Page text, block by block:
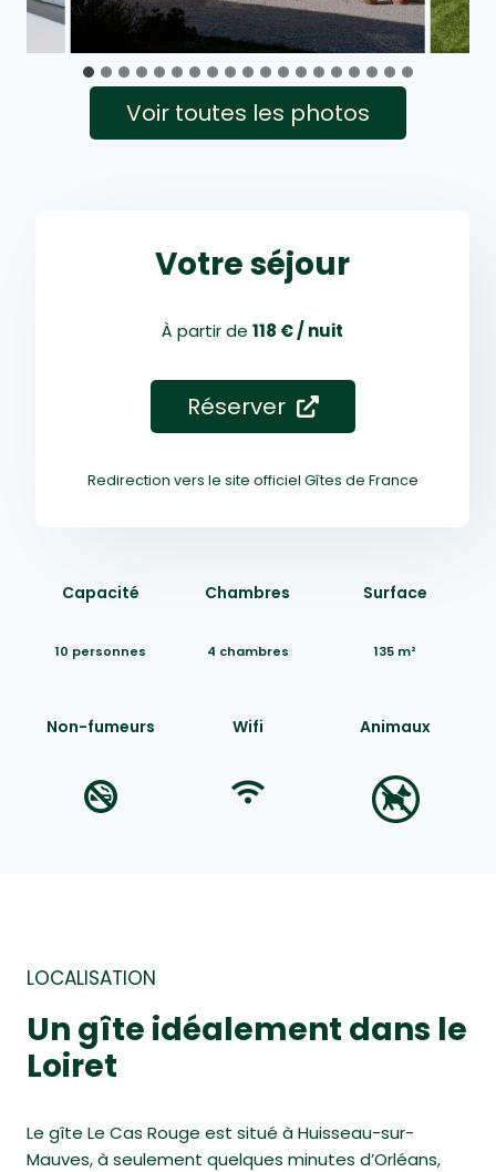
Voir toutes les photos
Votre séjour
À partir de 118 € / nuit
Réserver
Redirection vers le site officiel Gîtes de France
Capacité
10 personnes
Chambres
4 chambres
Surface
135 m²
Non-fumeurs Wifi Animaux
LOCALISATION
Un gîte idéalement dans le
Loiret
Le gîte Le Cas Rouge est situé à Huisseau-sur-
Mauves, à seulement quelques minutes d’Orléans,